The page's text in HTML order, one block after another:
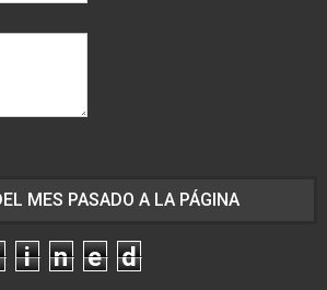
MES PASADO A LA PÁGINA
i n e d